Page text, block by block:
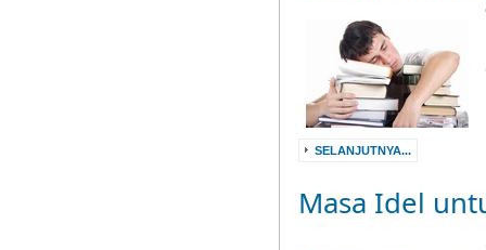
SELANJUTNYA...
Masa Idel